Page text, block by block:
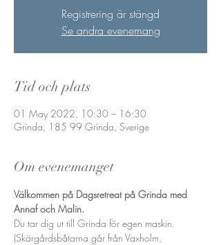
Registrering är stängd
Se andra evenemang
Tid och plats
01 May 2022, 10:30 – 16:30
Grinda, 185 99 Grinda, Sverige
Om evenemanget
Välkommen på Dagsretreat på Grinda med
Annaf och Malin.
Du tar dig ut till Grinda för egen maskin.
(Skärgårdsbåtarna går från Vaxholm,